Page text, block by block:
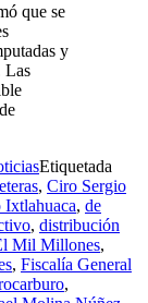
que se
y
Las
Etiquetada
, Ciro Sergio
Ixtlahuaca, de
, distribución
Mil Millones,
, Fiscalía General
,